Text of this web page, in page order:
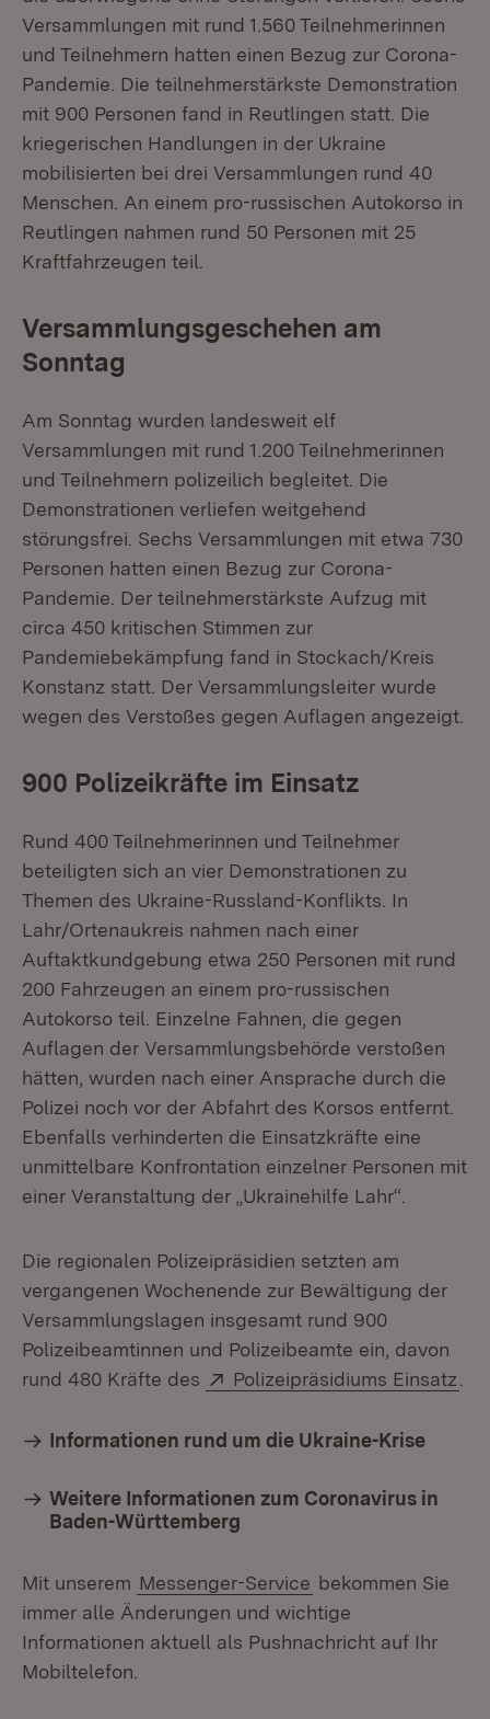
Versammlungen mit rund 1.560 Teilnehmerinnen
und Teilnehmern hatten einen Bezug zur Corona-
Pandemie. Die teilnehmerstärkste Demonstration
mit 900 Personen fand in Reutlingen statt. Die
kriegerischen Handlungen in der Ukraine
mobilisierten bei drei Versammlungen rund 40
Menschen. An einem pro-russischen Autokorso in
Reutlingen nahmen rund 50 Personen mit 25
Kraftfahrzeugen teil.
Versammlungsgeschehen am
Sonntag
Am Sonntag wurden landesweit elf
Versammlungen mit rund 1.200 Teilnehmerinnen
und Teilnehmern polizeilich begleitet. Die
Demonstrationen verliefen weitgehend
störungsfrei. Sechs Versammlungen mit etwa 730
Personen hatten einen Bezug zur Corona-
Pandemie. Der teilnehmerstärkste Aufzug mit
circa 450 kritischen Stimmen zur
Pandemiebekämpfung fand in Stockach/Kreis
Konstanz statt. Der Versammlungsleiter wurde
wegen des Verstoßes gegen Auflagen angezeigt.
900 Polizeikräfte im Einsatz
Rund 400 Teilnehmerinnen und Teilnehmer
beteiligten sich an vier Demonstrationen zu
Themen des Ukraine-Russland-Konflikts. In
Lahr/Ortenaukreis nahmen nach einer
Auftaktkundgebung etwa 250 Personen mit rund
200 Fahrzeugen an einem pro-russischen
Autokorso teil. Einzelne Fahnen, die gegen
Auflagen der Versammlungsbehörde verstoßen
hätten, wurden nach einer Ansprache durch die
Polizei noch vor der Abfahrt des Korsos entfernt.
Ebenfalls verhinderten die Einsatzkräfte eine
unmittelbare Konfrontation einzelner Personen mit
einer Veranstaltung der „Ukrainehilfe Lahr“.
Die regionalen Polizeipräsidien setzten am
vergangenen Wochenende zur Bewältigung der
Versammlungslagen insgesamt rund 900
Polizeibeamtinnen und Polizeibeamte ein, davon
rund 480 Kräfte des
Extern:
Polizeipräsidiums Einsatz
Informationen rund um die Ukraine-Krise
Weitere Informationen zum Coronavirus in
Baden-Württemberg
Mit unserem Messenger-Service bekommen Sie
immer alle Änderungen und wichtige
Informationen aktuell als Pushnachricht auf Ihr
Mobiltelefon.